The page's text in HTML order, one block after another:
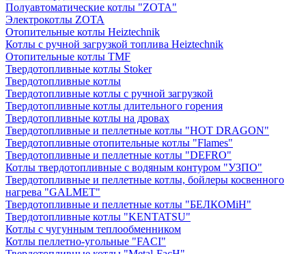
Полуавтоматические котлы "ZOTA"
Электрокотлы ZOTA
Отопительные котлы Heiztechnik
Котлы с ручной загрузкой топлива Heiztechnik
Отопительные котлы TMF
Твердотопливные котлы Stoker
Твердотопливные котлы
Твердотопливные котлы с ручной загрузкой
Твердотопливные котлы длительного горения
Твердотопливные котлы на дровах
Твердотопливные и пеллетные котлы "HOT DRAGON"
Твердотопливные отопительные котлы "Flames"
Твердотопливные и пеллетные котлы "DEFRO"
Котлы твердотопливные с водяным контуром "УЗПО"
Твердотопливные и пеллетные котлы, бойлеры косвенного
нагрева "GALMET"
Твердотопливные и пеллетные котлы "БЕЛКОМiН"
Твердотопливные котлы "KENTATSU"
Котлы с чугунным теплообменником
Котлы пеллетно-угольные "FACI"